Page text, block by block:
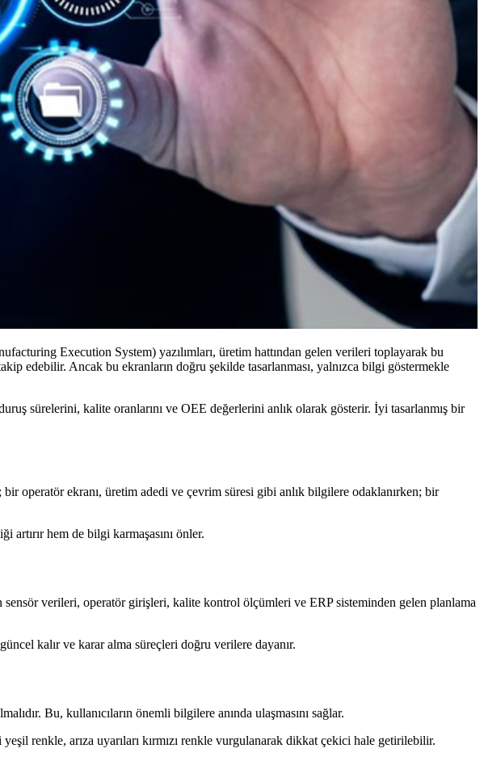
Execution System) yazılımları, üretim hattından gelen verileri toplayarak bu
edebilir. Ancak bu ekranların doğru şekilde tasarlanması, yalnızca bilgi göstermekle
sürelerini, kalite oranlarını ve OEE değerlerini anlık olarak gösterir. İyi tasarlanmış bir
operatör ekranı, üretim adedi ve çevrim süresi gibi anlık bilgilere odaklanırken; bir
hem de bilgi karmaşasını önler.
sensör verileri, operatör girişleri, kalite kontrol ölçümleri ve ERP sisteminden gelen planlama
kalır ve karar alma süreçleri doğru verilere dayanır.
Bu, kullanıcıların önemli bilgilere anında ulaşmasını sağlar.
renkle, arıza uyarıları kırmızı renkle vurgulanarak dikkat çekici hale getirilebilir.